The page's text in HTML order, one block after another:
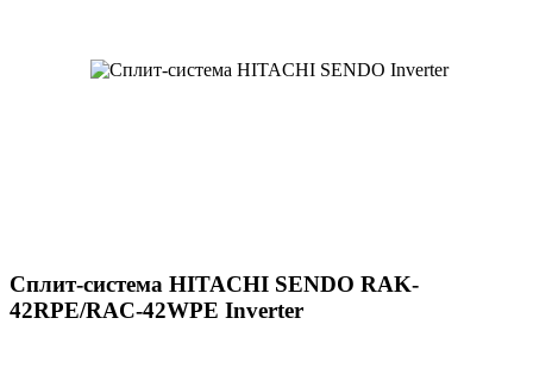
Сплит-система HITACHI SENDO RAK-
42RPE/RAC-42WPE Inverter